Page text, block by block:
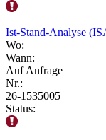
Ist-Stand-Analyse
Wo:
Wann:
Auf Anfrage
Nr.:
26-1535005
Status: